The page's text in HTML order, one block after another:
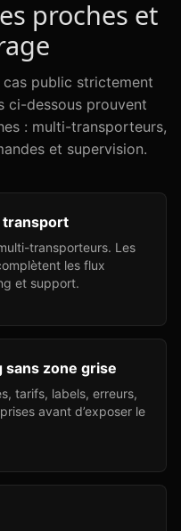
proches et
public strictement
ci-dessous prouvent
: multi-transporteurs,
et supervision.
transport
transporteurs. Les
les flux
et support.
sans zone grise
tarifs, labels, erreurs,
avant d’exposer le